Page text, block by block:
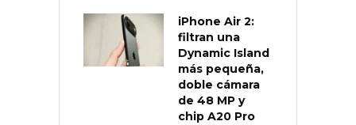
iPhone Air 2:
filtran una
Dynamic Island
más pequeña,
doble cámara
de 48 MP y
chip A20 Pro